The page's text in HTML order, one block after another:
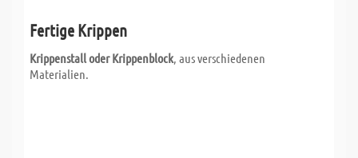
Fertige Krippen
Krippenstall oder Krippenblock , aus verschiedenen
Materialien.